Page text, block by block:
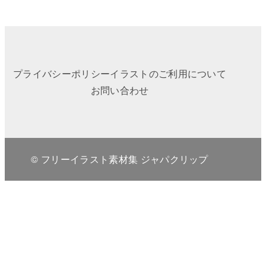
プライバシーポリシーイラストのご利用について
お問い合わせ
© フリーイラスト素材集 ジャパクリップ